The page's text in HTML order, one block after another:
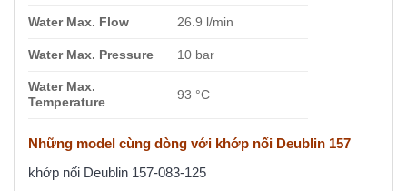
Water Max. Flow 26.9 l/min
Water Max. Pressure 10 bar
Water Max.
Temperature
93 °C
Những model cùng dòng với khớp nối Deublin 157
khớp nối Deublin 157-083-125